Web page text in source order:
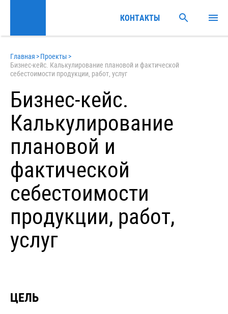
Главная >Проекты >
Бизнес-кейс. Калькулирование плановой и фактической
себестоимости продукции, работ, услуг
Бизнес-кейс.
Калькулирование
плановой и
фактической
себестоимости
продукции, работ,
услуг
ЦЕЛЬ
КОНТАКТЫ